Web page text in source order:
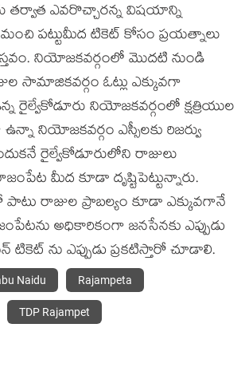
తర్వాత ఎవరొచ్చారన్న విషయాన్ని
మంచి పట్టుమీద టికెట్ కోసం ప్రయత్నాలు
నియోజకవర్గంలో మొదటి నుండి
సామాజికవర్గం ఓట్లు ఎక్కువగా
రైల్వేకోడూరు నియోజకవర్గంలో క్షత్రియుల
నియోజకవర్గం ఎస్సీలకు రిజర్వు
రైల్వేకోడూరులోని రాజులు
మీద కూడా దృష్టిపెట్టున్నారు.
రాజుల ప్రాబల్యం కూడా ఎక్కువగానే
అధికారికంగా జనసేనకు ఎప్పుడు
ను ఎప్పుడు ప్రకటిస్తారో చూడాలి.
Naidu Rajampeta
TDP Rajampet